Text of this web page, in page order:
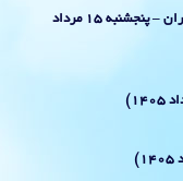
پیش بینی 7 روزه وضع هوای استان مازندران – پنجشنبه 15 مرداد